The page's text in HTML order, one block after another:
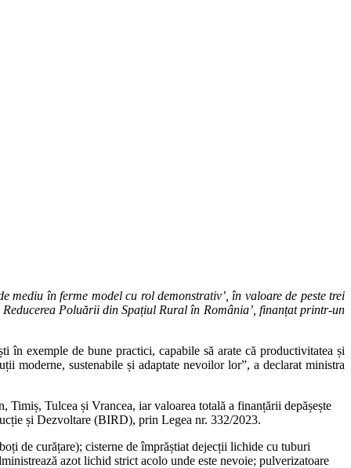
în ferme model cu rol demonstrativ’, în valoare de peste trei
Poluării din Spațiul Rural în România’, finanțat printr-un
în exemple de bune practici, capabile să arate că productivitatea și
moderne, sustenabile și adaptate nevoilor lor”, a declarat ministra
Tulcea și Vrancea, iar valoarea totală a finanțării depășește
și Dezvoltare (BIRD), prin Legea nr. 332/2023.
de curățare); cisterne de împrăștiat dejecții lichide cu tuburi
azot lichid strict acolo unde este nevoie; pulverizatoare